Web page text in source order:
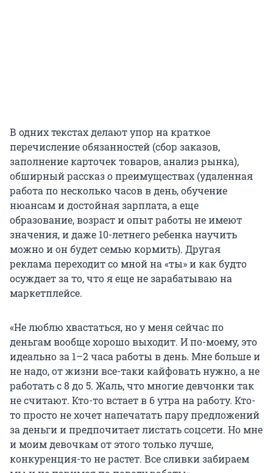
В одних текстах делают упор на краткое
перечисление обязанностей (сбор заказов,
заполнение карточек товаров, анализ рынка),
обширный рассказ о преимуществах (удаленная
работа по несколько часов в день, обучение
нюансам и достойная зарплата, а еще
образование, возраст и опыт работы не имеют
значения, и даже 10-летнего ребенка научить
можно и он будет семью кормить). Другая
реклама переходит со мной на «ты» и как будто
осуждает за то, что я еще не зарабатываю на
маркетплейсе.
«Не люблю хвастаться, но у меня сейчас по
деньгам вообще хорошо выходит. И по-моему, это
идеально за 1–2 часа работы в день. Мне больше и
не надо, от жизни все-таки кайфовать нужно, а не
работать с 8 до 5. Жаль, что многие девчонки так
не считают. Кто-то встает в 6 утра на работу. Кто-
то просто не хочет напечатать пару предложений
за деньги и предпочитает листать соцсети. Но мне
и моим девочкам от этого только лучше,
конкуренция-то не растет. Все сливки забираем